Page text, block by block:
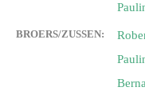
BROERS/ZUSSEN: